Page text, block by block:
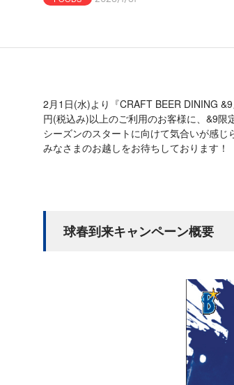
2月1日(水)より『CRAFT BEER DINING
円(税込み)以上のご利用のお客様に、&9限
シーズンのスタートに向けて気合いが感じ
みなさまのお越しをお待ちしております！
球春到来キャンペーン概要